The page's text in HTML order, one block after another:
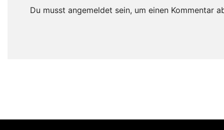
Du musst angemeldet sein, um einen Kommentar